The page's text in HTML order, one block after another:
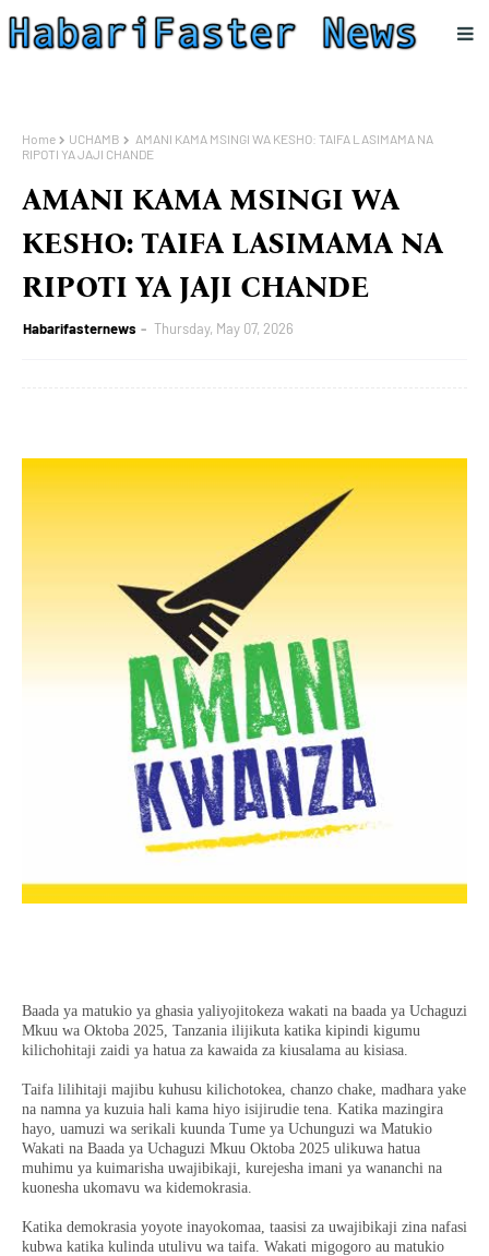
Home UCHAMB
AMANI KAMA MSINGI WA KESHO: TAIFA LASIMAMA NA
RIPOTI YA JAJI CHANDE
AMANI KAMA MSINGI WA
KESHO: TAIFA LASIMAMA NA
RIPOTI YA JAJI CHANDE
Habarifasternews Thursday, May 07, 2026
Baada ya matukio ya ghasia yaliyojitokeza wakati na baada ya Uchaguzi
Mkuu wa Oktoba 2025, Tanzania ilijikuta katika kipindi kigumu
kilichohitaji zaidi ya hatua za kawaida za kiusalama au kisiasa.
Taifa lilihitaji majibu kuhusu kilichotokea, chanzo chake, madhara yake
na namna ya kuzuia hali kama hiyo isijirudie tena. Katika mazingira
hayo, uamuzi wa serikali kuunda Tume ya Uchunguzi wa Matukio
Wakati na Baada ya Uchaguzi Mkuu Oktoba 2025 ulikuwa hatua
muhimu ya kuimarisha uwajibikaji, kurejesha imani ya wananchi na
kuonesha ukomavu wa kidemokrasia.
Katika demokrasia yoyote inayokomaa, taasisi za uwajibikaji zina nafasi
kubwa katika kulinda utulivu wa taifa. Wakati migogoro au matukio